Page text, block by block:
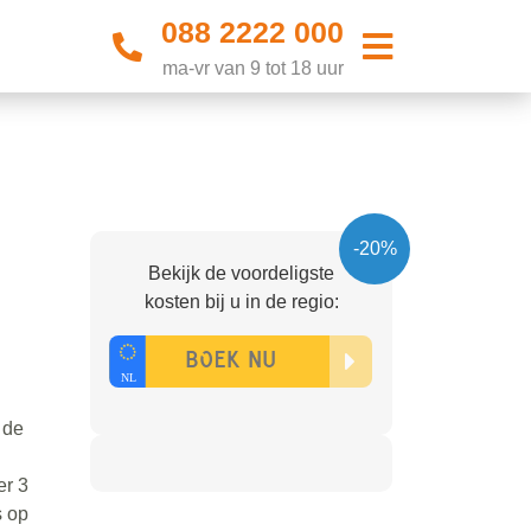
088 2222 000
ma-vr van 9 tot 18 uur
3
op
-20%
Bekijk de voordeligste
kosten bij u in de regio: